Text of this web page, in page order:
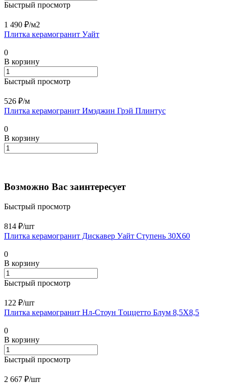
Быстрый просмотр
1 490 ₽/м2
Плитка керамогранит Уайт
0
В корзину
Быстрый просмотр
526 ₽/м
Плитка керамогранит Имэджин Грэй Плинтус
0
В корзину
Возможно Вас заинтересует
Быстрый просмотр
814 ₽/шт
Плитка керамогранит Дискавер Уайт Ступень 30X60
0
В корзину
Быстрый просмотр
122 ₽/шт
Плитка керамогранит Нл-Стоун Tоццетто Блум 8,5X8,5
0
В корзину
Быстрый просмотр
2 667 ₽/шт